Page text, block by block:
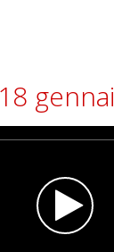
18